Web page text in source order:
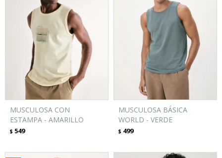
MUSCULOSA CON
ESTAMPA - AMARILLO
$ 549
MUSCULOSA BÁSICA
WORLD - VERDE
$ 499